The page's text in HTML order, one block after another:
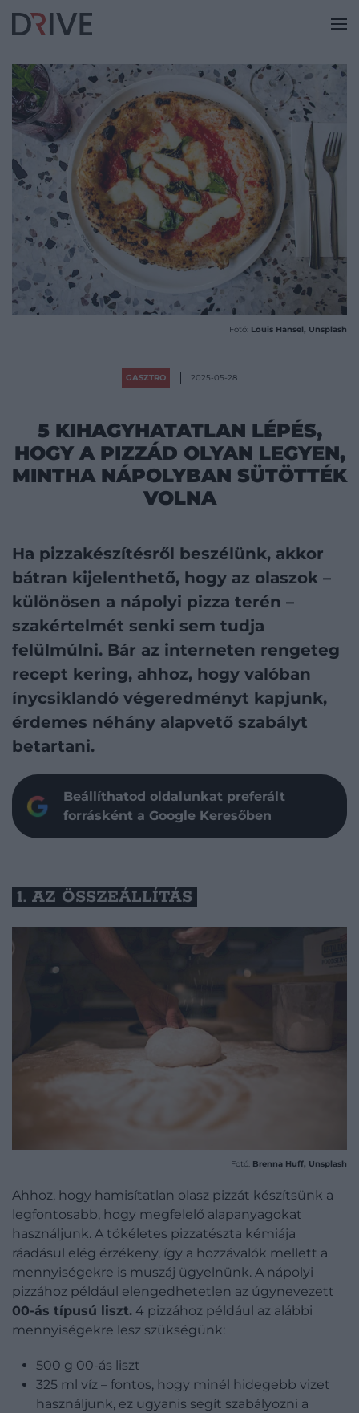
Fotó: Louis Hansel, Unsplash
GASZTRO 2025-05-28
5 KIHAGYHATATLAN LÉPÉS,
HOGY A PIZZÁD OLYAN LEGYEN,
MINTHA NÁPOLYBAN SÜTÖTTÉK
VOLNA
Ha pizzakészítésről beszélünk, akkor
bátran kijelenthető, hogy az olaszok –
különösen a nápolyi pizza terén –
szakértelmét senki sem tudja
felülmúlni. Bár az interneten rengeteg
recept kering, ahhoz, hogy valóban
ínycsiklandó végeredményt kapjunk,
érdemes néhány alapvető szabályt
betartani.
Beállíthatod oldalunkat preferált
forrásként a Google Keresőben
1. AZ ÖSSZEÁLLÍTÁS
Fotó: Brenna Huff, Unsplash
Ahhoz, hogy hamisítatlan olasz pizzát készítsünk a
legfontosabb, hogy megfelelő alapanyagokat
használjunk. A tökéletes pizzatészta kémiája
ráadásul elég érzékeny, így a hozzávalók mellett a
mennyiségekre is muszáj ügyelnünk. A nápolyi
pizzához például elengedhetetlen az úgynevezett
00-ás típusú liszt. 4 pizzához például az alábbi
mennyiségekre lesz szükségünk:
500 g 00-ás liszt
325 ml víz – fontos, hogy minél hidegebb vizet
használjunk, ez ugyanis segít szabályozni a